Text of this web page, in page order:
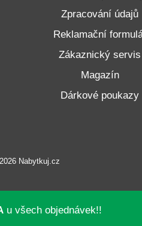
Zpracování údajů
Reklamační
Zákaznický servis
Magazín
Dárkové poukazy
Nabytkuj.cz
u všech objednávek!!